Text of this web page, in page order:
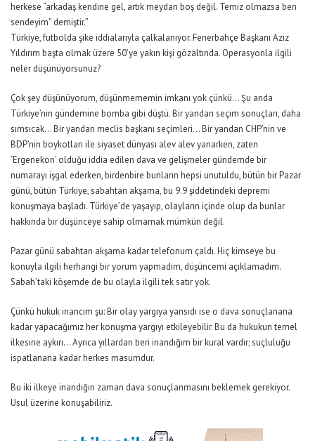
herkese “arkadaş kendine gel, artık meydan boş değil. Temiz olmazsa ben
sendeyim” demiştir.”
Türkiye, futbolda şike iddialarıyla çalkalanıyor. Fenerbahçe Başkanı Aziz
Yıldırım başta olmak üzere 50’ye yakın kişi gözaltında. Operasyonla ilgili
neler düşünüyorsunuz?
Çok şey düşünüyorum, düşünmememin imkanı yok çünkü… Şu anda
Türkiye’nin gündemine bomba gibi düştü. Bir yandan seçim sonuçları, daha
sımsıcak… Bir yandan meclis başkanı seçimleri… Bir yandan CHP’nin ve
BDP’nin boykotları ile siyaset dünyası alev alev yanarken, zaten
‘Ergenekon’ olduğu iddia edilen dava ve gelişmeler gündemde bir
numarayı işgal ederken, birdenbire bunların hepsi unutuldu, bütün bir Pazar
günü, bütün Türkiye, sabahtan akşama, bu 9.9 şiddetindeki depremi
konuşmaya başladı. Türkiye’de yaşayıp, olayların içinde olup da bunlar
hakkında bir düşünceye sahip olmamak mümkün değil.
Pazar günü sabahtan akşama kadar telefonum çaldı. Hiç kimseye bu
konuyla ilgili herhangi bir yorum yapmadım, düşüncemi açıklamadım.
Sabah’taki köşemde de bu olayla ilgili tek satır yok.
Çünkü hukuk inancım şu: Bir olay yargıya yansıdı ise o dava sonuçlanana
kadar yapacağımız her konuşma yargıyı etkileyebilir. Bu da hukukun temel
ilkesine aykırı… Ayrıca yıllardan beri inandığım bir kural vardır; suçluluğu
ispatlanana kadar herkes masumdur.
Bu iki ilkeye inandığın zaman dava sonuçlanmasını beklemek gerekiyor.
Usul üzerine konuşabiliriz.